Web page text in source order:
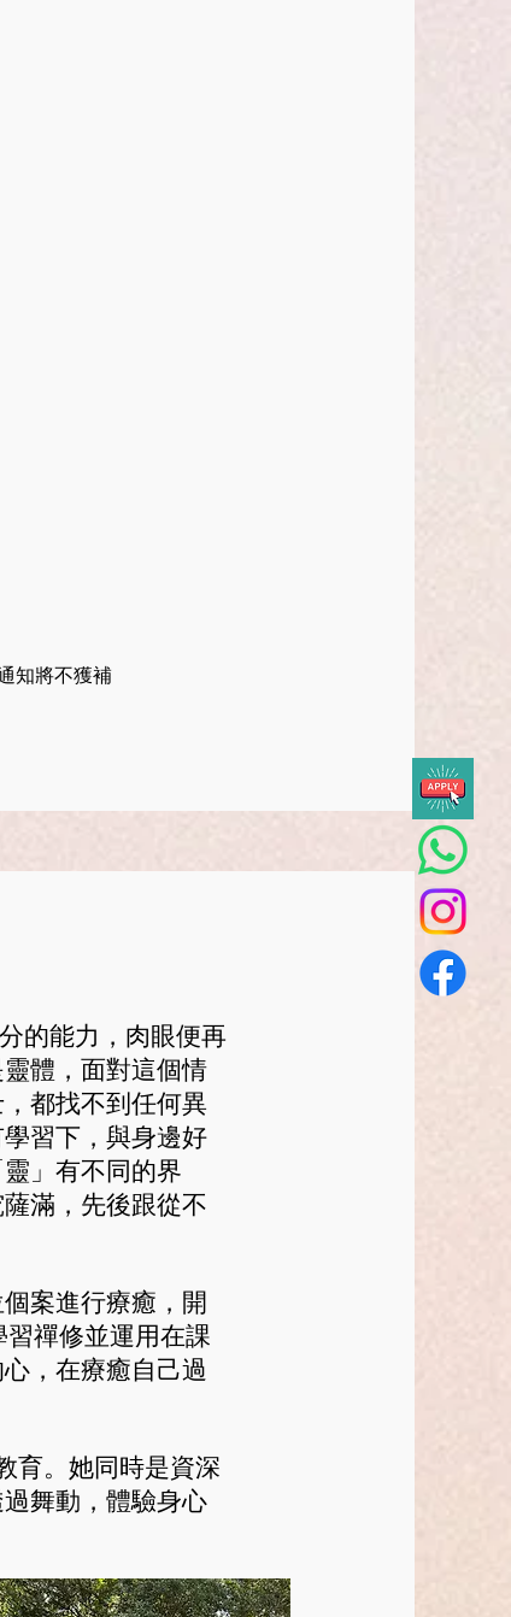
知將不獲補
的能力，肉眼便再
體，面對這個情
都找不到任何異
習下，與身邊好
」有不同的界
滿，先後跟從不
案進行療癒，開
禪修並運用在課
，在療癒自己過
育。她同時是資深
舞動，體驗身心